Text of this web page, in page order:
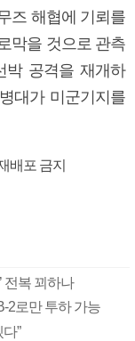
즈 해협에 기뢰를
막을 것으로 관측
박 공격을 재개하
대가 미군기지를
배포 금지
전복 꾀하나
2로만 투하 가능
”